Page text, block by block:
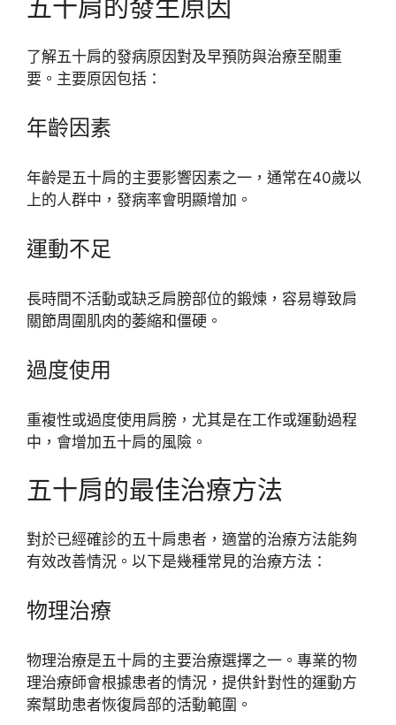
五十肩的發生原因
了解五十肩的發病原因對及早預防與治療至關重
要。主要原因包括：
年齡因素
年齡是五十肩的主要影響因素之一，通常在40歲以
上的人群中，發病率會明顯增加。
運動不足
長時間不活動或缺乏肩膀部位的鍛煉，容易導致肩
關節周圍肌肉的萎縮和僵硬。
過度使用
重複性或過度使用肩膀，尤其是在工作或運動過程
中，會增加五十肩的風險。
五十肩的最佳治療方法
對於已經確診的五十肩患者，適當的治療方法能夠
有效改善情況。以下是幾種常見的治療方法：
物理治療
物理治療是五十肩的主要治療選擇之一。專業的物
理治療師會根據患者的情況，提供針對性的運動方
案幫助患者恢復肩部的活動範圍。